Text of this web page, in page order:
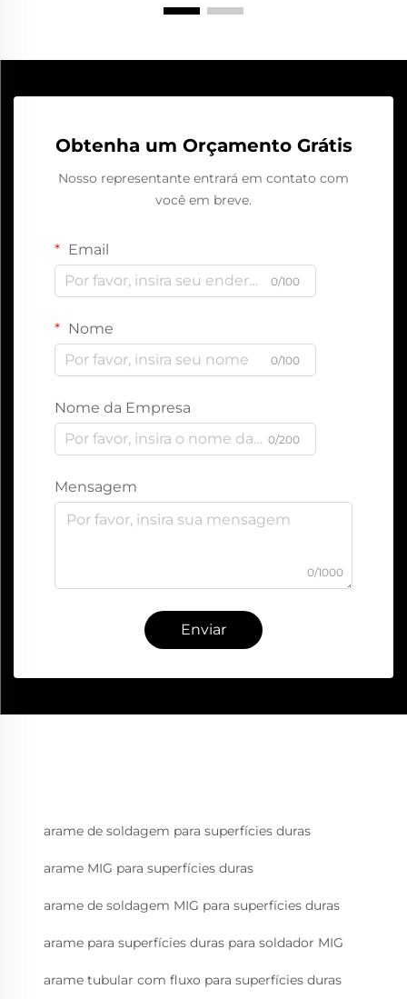
Obtenha um Orçamento Grátis
Nosso representante entrará em contato com
você em breve.
Email
0/100
Nome
0/100
Nome da Empresa
0/200
Mensagem
0/1000
Enviar
arame de soldagem para superfícies duras
arame MIG para superfícies duras
arame de soldagem MIG para superfícies duras
arame para superfícies duras para soldador MIG
arame tubular com fluxo para superfícies duras